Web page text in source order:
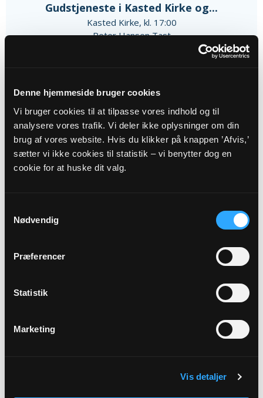
Denne hjemmeside bruger cookies
Vi bruger cookies til at tilpasse vores indhold og til
analysere vores trafik. Vi deler ikke oplysninger om din
brug af vores website. Hvis du klikker på knappen ’Afvis,’
sætter vi ikke cookies til statistik – vi benytter dog en
cookie for at huske dit valg.
Nødvendig
Præferencer
Statistik
Marketing
Vis detaljer
Gudstjeneste i Kasted Kirke og...
Kasted Kirke, kl. 17:00
Peter Hansen Tast
SEP
Børnekirke i Kasted - Tast
Kasted Kirke, kl. 17:00
Peter Hansen Tast
Tilst-Kasted Sognegård, kl. 18:00